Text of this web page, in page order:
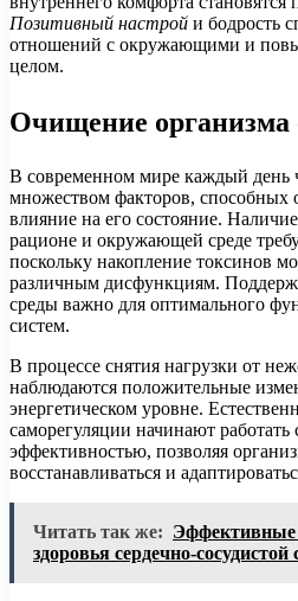
Позитивный настрой и бодрость
отношений с окружающими и
целом.
Очищение организма
В современном мире каждый день
множеством факторов, способных
влияние на его состояние.
рационе и окружающей среде
поскольку накопление токсинов
различным дисфункциям.
среды важно для оптимального
систем.
В процессе снятия нагрузки от
наблюдаются положительные
энергетическом уровне.
саморегуляции начинают работать
эффективностью, позволяя
восстанавливаться и
Читать так же: Эффективные
здоровья сердечно-